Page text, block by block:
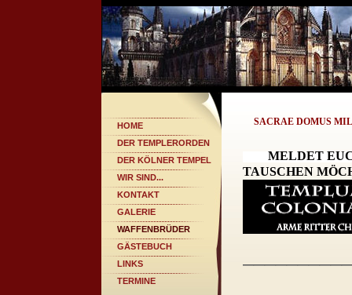
SACRAE DOMUS
HOME
DER TEMPLERORDEN
DER KÖLNER TEMPEL
WIR SIND...
KONTAKT
GALERIE
WAFFENBRÜDER
GÄSTEBUCH
LINKS
TERMINE
MELDET
TAUSCHEN